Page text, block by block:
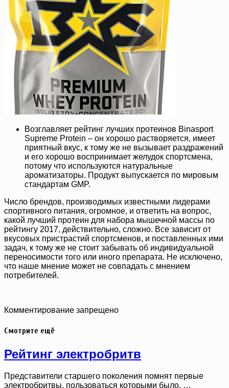
Возглавляет рейтинг лучших протеинов Binasport
Supreme Protein – он хорошо растворяется, имеет
приятный вкус, к тому же не вызывает раздражений
и его хорошо воспринимает желудок спортсмена,
потому что используются натуральные
ароматизаторы. Продукт выпускается по мировым
стандартам GMP.
Число брендов, производимых известными лидерами
спортивного питания, огромное, и ответить на вопрос,
какой лучший протеин для набора мышечной массы по
рейтингу 2017, действительно, сложно. Все зависит от
вкусовых пристрастий спортсменов, и поставленных ими
задач, к тому же не стоит забывать об индивидуальной
переносимости того или иного препарата. Не исключено,
что наше мнение может не совпадать с мнением
потребителей.
Комментирование запрещено
Смотрите ещё
Рейтинг электробритв
Представители старшего поколения помнят первые
электробритвы, пользоваться которыми было, …